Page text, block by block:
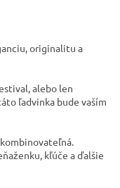
originalitu a
alebo len
ľadvinka bude vaším
kľúče a ďalšie